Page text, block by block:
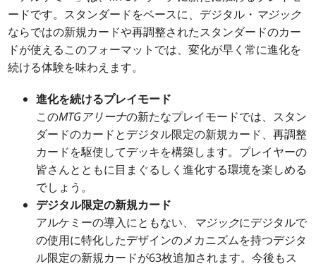
ードです。スタンダードをベースに、デジタル・ マジック
ならではの新規カードや再調整されたスタンダードのカー
ドが使えるこのフォーマットでは、変化が早く常に進化を
続ける体験を味わえます。
進化を続けるプレイモード
このMTGアリーナの新たなプレイモードでは、スタン
ダードのカードとデジタル限定の新規カード、再調整
カードを駆使してデッキを構築します。プレイヤーの
皆さんとともに目まぐるしく進化する環境を楽しめる
でしょう。
デジタル限定の新規カード
アルケミーの導入にともない、
マジックにデジタルで
の使用に特化したデザインのメカニズムを持つデジタ
ル限定の新規カードが63枚追加されます。今後もス